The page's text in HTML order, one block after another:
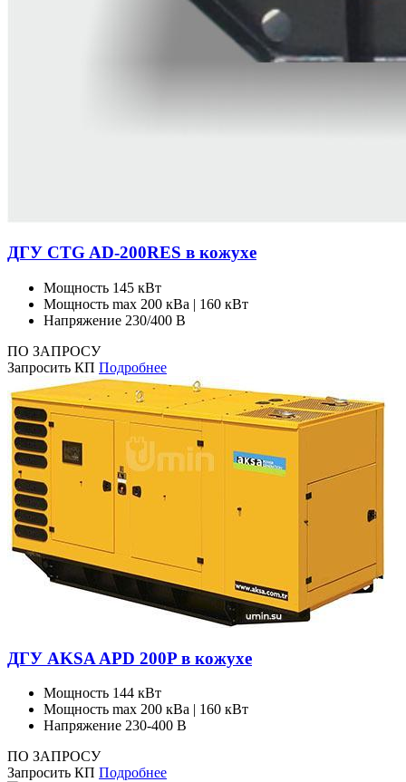
ДГУ CTG AD-200RES в кожухе
Мощность 145 кВт
Мощность max 200 кВа | 160 кВт
Напряжение 230/400 В
ПО ЗАПРОСУ
Запросить КП Подробнее
ДГУ AKSA APD 200P в кожухе
Мощность 144 кВт
Мощность max 200 кВа | 160 кВт
Напряжение 230-400 В
ПО ЗАПРОСУ
Запросить КП Подробнее